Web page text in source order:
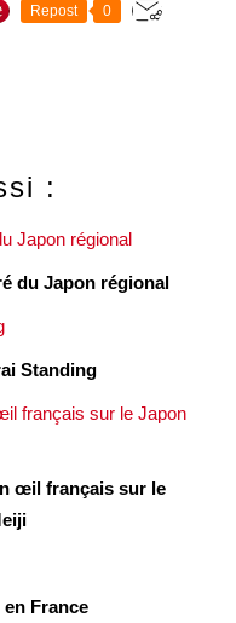
Repost 0
:
du Japon régional
Standing
œil français sur le
France